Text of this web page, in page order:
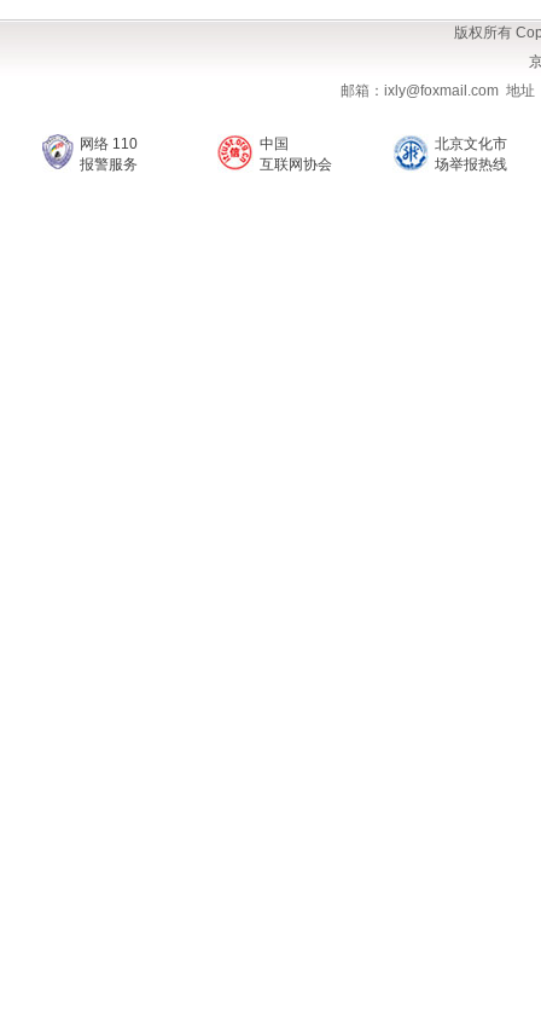
版权所有
邮箱：ixly@foxmail.com 地
网络 110
报警服务
中国
互联网协会
北京文化市
场举报热线